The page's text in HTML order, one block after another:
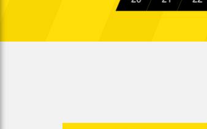
Sa. 02.11.1985